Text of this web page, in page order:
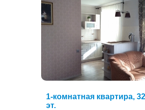
1-комнатная квартира,
эт.